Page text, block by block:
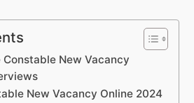
New Vacancy
New Vacancy Online 2024